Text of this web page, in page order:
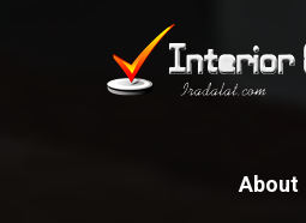
About